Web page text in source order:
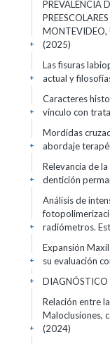
PREVALENCIA
MONTEVIDEO,
(2025)
+
Las fisuras
actual y
+
Caracteres
vínculo con
+
Mordidas
abordaje
+
Relevancia de
dentición
+
Análisis de
radiómetros.
+
Expansión
su evaluación
+
DIAGNÓSTICO
+
Relación entre
Maloclusiones,
(2024)
+